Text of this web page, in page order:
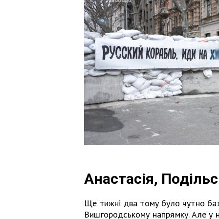
Анастасія,
Ще тижні два тому було чутно
Вишгородському напрямку. Але у